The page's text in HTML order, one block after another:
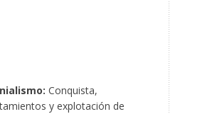
Conquista,
y explotación de